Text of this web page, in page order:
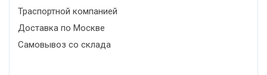
Траспортной компанией
Доставка по Москве
Самовывоз со склада